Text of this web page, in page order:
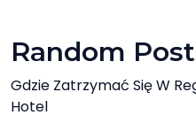
Random
Gdzie Zatrzymać Się W
Hotel